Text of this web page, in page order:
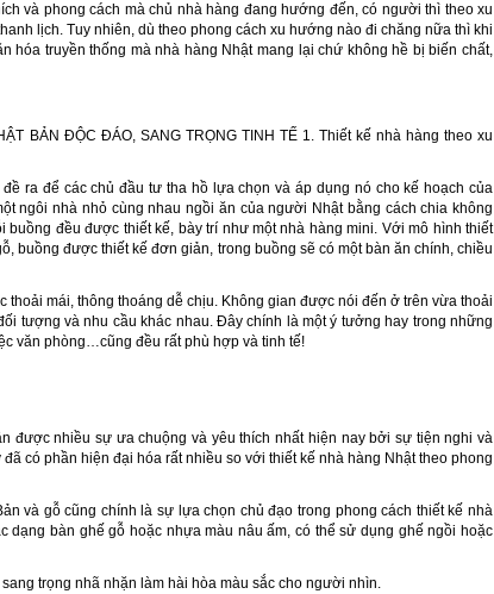
và phong cách mà chủ nhà hàng đang hướng đến, có người thì theo xu
lịch. Tuy nhiên, dù theo phong cách xu hướng nào đi chăng nữa thì khi
truyền thống mà nhà hàng Nhật mang lại chứ không hề bị biến chất,
BẢN ĐỘC ĐÁO, SANG TRỌNG TINH TẾ 1. Thiết kế nhà hàng theo xu
ra để các chủ đầu tư tha hồ lựa chọn và áp dụng nó cho kế hoạch của
ngôi nhà nhỏ cùng nhau ngồi ăn của người Nhật bằng cách chia không
đều được thiết kế, bày trí như một nhà hàng mini. Với mô hình thiết
buồng được thiết kế đơn giản, trong buồng sẽ có một bàn ăn chính, chiều
mái, thông thoáng dễ chịu. Không gian được nói đến ở trên vừa thoải
tượng và nhu cầu khác nhau. Đây chính là một ý tưởng hay trong những
văn phòng…cũng đều rất phù hợp và tinh tế!
được nhiều sự ưa chuộng và yêu thích nhất hiện nay bởi sự tiện nghi và
có phần hiện đại hóa rất nhiều so với thiết kế nhà hàng Nhật theo phong
và gỗ cũng chính là sự lựa chọn chủ đạo trong phong cách thiết kế nhà
bàn ghế gỗ hoặc nhựa màu nâu ấm, có thể sử dụng ghế ngồi hoặc
trọng nhã nhặn làm hài hòa màu sắc cho người nhìn.